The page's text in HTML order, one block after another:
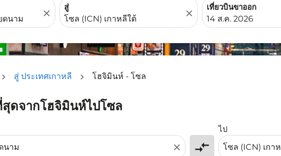
close
สู่
close
เที่ยวบินขาออก
fc-booking-
14 ส.ค. 2026
สู่ ประเทศเกาหลี โฮจิมินห์ - โซล
ดจากโฮจิมินห์ไปโซล
close compare_arrows
ไป
(ต้นทางและ/หรือปลายทาง) หรือเลือกวันที่ด้านล่างเพื่อค้นหาข้อเสนอ